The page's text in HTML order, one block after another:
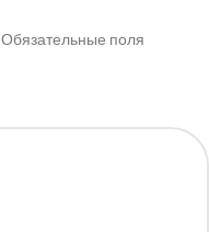
Обязательные поля